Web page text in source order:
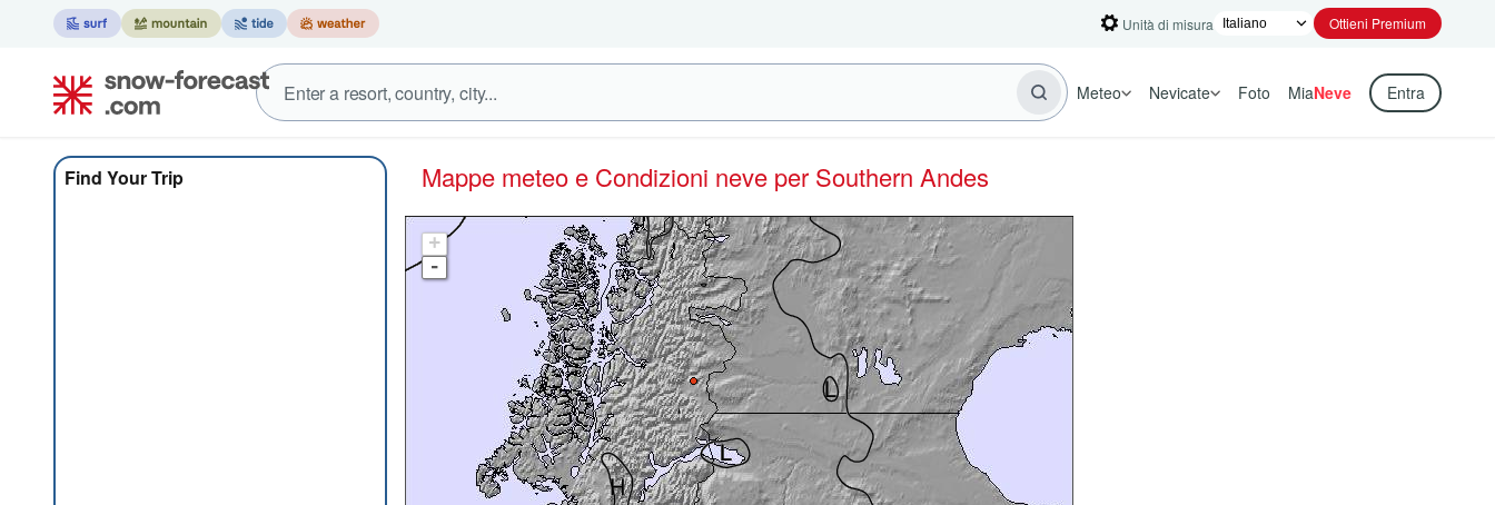
Unità di misura Ottieni Premium
Meteo Nevicate Foto MiaNeve Entra
Find Your Trip Mappe meteo e Condizioni neve per Southern Andes
+
-